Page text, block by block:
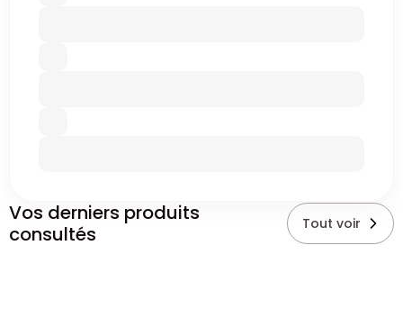
Vos derniers produits
consultés
Tout voir